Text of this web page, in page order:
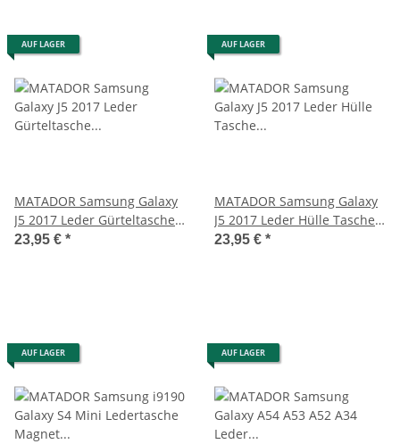
AUF LAGER
MATADOR Samsung Galaxy
J5 2017 Leder Gürteltasche
Antik Braun
23,95 € *
AUF LAGER
MATADOR Samsung Galaxy
J5 2017 Leder Hülle Tasche
Case Braun
23,95 € *
AUF LAGER AUF LAGER